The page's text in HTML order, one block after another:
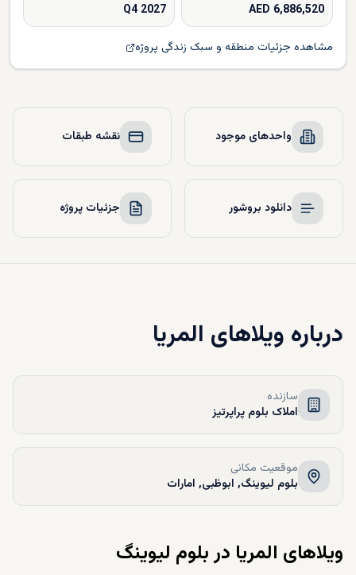
6,886,520 AED
Q4 2027
مشاهده جزئیات منطقه و سبک زندگی پروژه
واحدهای موجود نقشه طبقات
دانلود بروشور جزئیات پروژه
درباره ویلاهای المریا
سازنده
املاک بلوم پراپرتیز
موقعیت مکانی
بلوم لیوینگ, ابوظبی, امارات
ویلاهای المریا در بلوم لیوینگ